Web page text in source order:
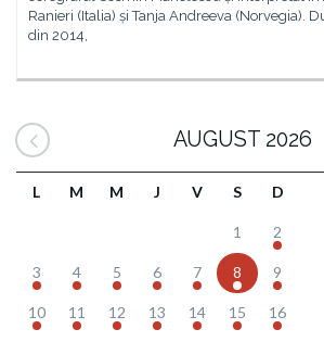
Ranieri (Italia) și Tanja Andreeva (Norvegia).
din 2014,
AUGUST 2026
L M M J V S D
1 2
3 4 5 6 7 8 9
10 11 12 13 14 15 16